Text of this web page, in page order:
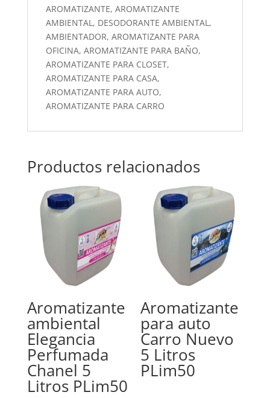
AROMATIZANTE, AROMATIZANTE
AMBIENTAL, DESODORANTE AMBIENTAL,
AMBIENTADOR, AROMATIZANTE PARA
OFICINA, AROMATIZANTE PARA BAÑO,
AROMATIZANTE PARA CLOSET,
AROMATIZANTE PARA CASA,
AROMATIZANTE PARA AUTO,
AROMATIZANTE PARA CARRO
Productos relacionados
Aromatizante
ambiental
Elegancia
Perfumada
Chanel 5
Litros PLim50
Aromatizante
para auto
Carro Nuevo
5 Litros
PLim50